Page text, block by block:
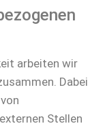
arbeiten wir
Dabei
Stellen